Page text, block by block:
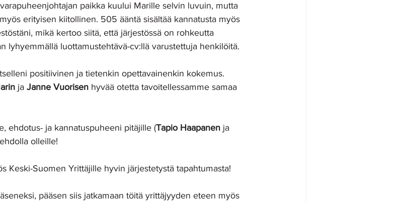
paikka kuului Marille selvin luvuin, mutta
erityisen kiitollinen. 505 ääntä sisältää kannatusta myös
mikä kertoo siitä, että järjestössä on rohkeutta
lyhyemmällä luottamustehtävä-cv:llä varustettuja henkilöitä.
positiivinen ja tietenkin opettavainenkin kokemus.
ja Janne Vuorisen hyvää otetta tavoitellessamme samaa
ehdotus- ja kannatuspuheeni pitäjille (Tapio Haapanen ja
olleille!
Keski-Suomen Yrittäjille hyvin järjestetystä tapahtumasta!
pääsen siis jatkamaan töitä yrittäjyyden eteen myös